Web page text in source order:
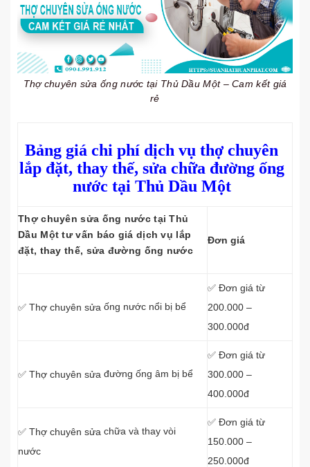
Thợ chuyên sửa ống nước tại Thủ Dầu Một – Cam kết giá
rẻ
Bảng giá chi phí dịch vụ thợ chuyên
lắp đặt, thay thế, sửa chữa đường ống
nước tại Thủ Dầu Một
Thợ chuyên sửa ống nước tại Thủ
Dầu Một tư vấn báo giá dịch vụ lắp
đặt, thay thế, sửa đường ống nước
Đơn giá
✅ Thợ chuyên sửa ống nước nổi bị bể
✅ Đơn giá từ
200.000 –
300.000đ
✅ Thợ chuyên sửa đường ống âm bị bể
✅ Đơn giá từ
300.000 –
400.000đ
✅ Thợ chuyên sửa chữa và thay vòi
nước
✅ Đơn giá từ
150.000 –
250.000đ